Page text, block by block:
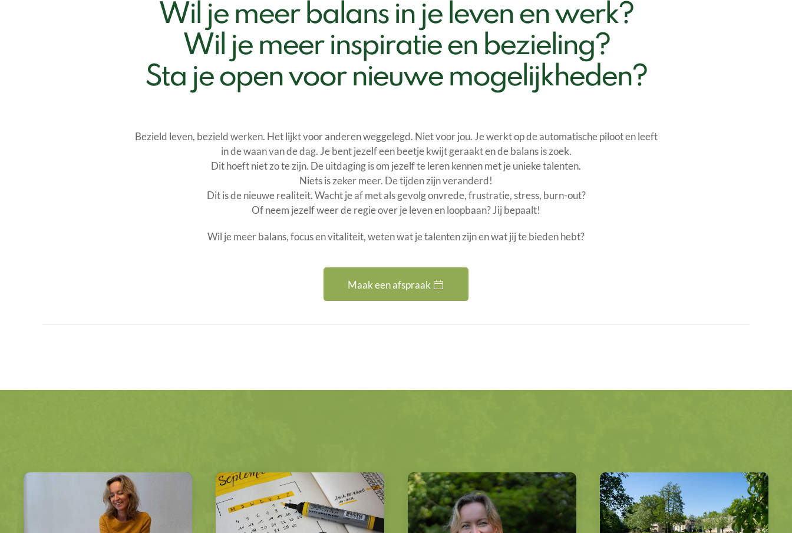
Wil je meer balans in je leven en werk?
Wil je meer inspiratie en bezieling?
Sta je open voor nieuwe mogelijkheden?
Bezield leven, bezield werken. Het lijkt voor anderen weggelegd. Niet voor jou. Je werkt op de automatische piloot en leeft
in de waan van de dag. Je bent jezelf een beetje kwijt geraakt en de balans is zoek.
Dit hoeft niet zo te zijn. De uitdaging is om jezelf te leren kennen met je unieke talenten.
Niets is zeker meer. De tijden zijn veranderd!
Dit is de nieuwe realiteit. Wacht je af met als gevolg onvrede, frustratie, stress, burn-out?
Of neem jezelf weer de regie over je leven en loopbaan? Jij bepaalt!
Wil je meer balans, focus en vitaliteit, weten wat je talenten zijn en wat jij te bieden hebt?
Maak een afspraak